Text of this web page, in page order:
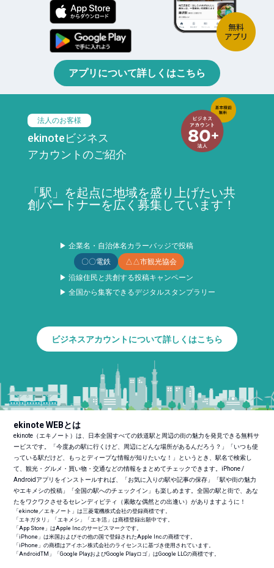
アプリについて詳しくはこちら
法人のお客様
ekinoteビジネス
アカウントのご紹介
「駅」を起点に地域を盛り上げたい共
創パートナーを広く募集しています！
▶ 企業名・自治体名カラーバッジで投稿
〇〇電鉄
△△市観光協会
▶ 沿線住民と共創する投稿キャンペーン
▶ 全国から集客できるデジタルスタンプラリー
ビジネスアカウントについて詳しくはこちら
ekinote WEBとは
ekinote（エキノート）は、日本全国すべての鉄道駅と周辺の街の魅力を発見できる無料サ
ービスです。「今度あの駅に行くけど、周辺にどんな場所があるんだろう？」「いつも使
っている駅だけど、もっとディープな情報が知りたいな！」というとき、駅名で検索し
て、観光・グルメ・買い物・交通などの情報をまとめてチェックできます。iPhone /
Androidアプリをインストールすれば、「お気に入りの駅や記事の保存」「駅や街の魅力
やエキメシの投稿」「全国の駅へのチェックイン」も楽しめます。全国の駅と街で、あな
たをワクワクさせるセレンディピティ（素敵な偶然との出逢い）がありますように！
「ekinote／エキノート」は三菱電機株式会社の登録商標です。
「エキガタリ」「エキメシ」「エキ活」は商標登録出願中です。
「App Store」はApple Inc.のサービスマークです。
「iPhone」は米国およびその他の国で登録されたApple Inc.の商標です。
「iPhone」の商標はアイホン株式会社のライセンスに基づき使用されています。
「AndroidTM 」「Google PlayおよびGoogle Playロゴ」はGoogle LLCの商標です。